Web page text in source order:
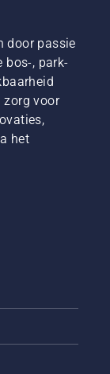
door passie
bos-, park-
zorg voor
het